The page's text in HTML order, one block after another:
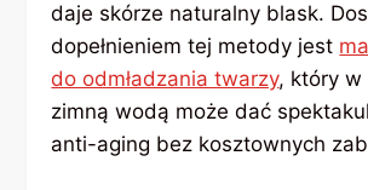
daje skórze naturalny blask.
dopełnieniem tej metody jest
do odmładzania twarzy, który w
zimną wodą może dać
anti-aging bez kosztownych